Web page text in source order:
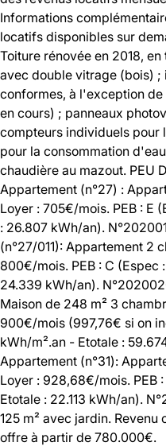
Informations
locatifs disponibles sur
Toiture rénovée en 2018,
avec double vitrage (bois)
conformes, à l'exception
en cours) ; panneaux
compteurs individuels
pour la consommation
chaudière au mazout. PEU
Appartement (n°27) :
Loyer : 705€/mois. PEB : E
: 26.807 kWh/an).
(n°27/011): Appartement 2
800€/mois. PEB : C (Espec
24.339 kWh/an).
Maison de 248 m² 3
900€/mois (997,76€ si on
kWh/m².an - Etotale :
Appartement (n°31):
Loyer : 928,68€/mois. PEB
Etotale : 22.113 kWh/an).
125 m² avec jardin.
offre à partir de 780.000€.